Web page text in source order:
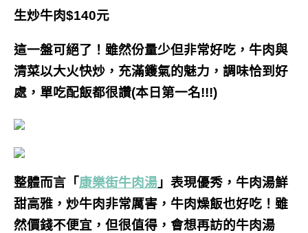
生炒牛肉$140元
這一盤可絕了！雖然份量少但非常好吃，牛肉與
清菜以大火快炒，充滿鑊氣的魅力，調味恰到好
處，單吃配飯都很讚(本日第一名!!!)
整體而言「 康樂街牛肉湯 」表現優秀，牛肉湯鮮
甜高雅，炒牛肉非常厲害，牛肉燥飯也好吃！雖
然價錢不便宜，但很值得，會想再訪的牛肉湯